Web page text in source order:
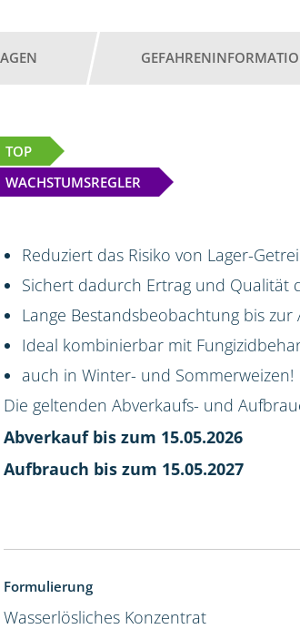
TOP
WACHSTUMSREGLER
Reduziert das Risiko von Lager-
Sichert dadurch Ertrag und Qualität
Lange Bestandsbeobachtung bis
Ideal kombinierbar mit
auch in Winter- und Sommerweizen!
Die geltenden Abverkaufs- und
Abverkauf bis zum 15.05.2026
Aufbrauch bis zum 15.05.2027
Formulierung
Wasserlösliches Konzentrat